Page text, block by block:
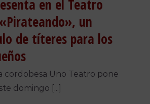
en el Teatro
un
de títeres para los
cordobesa Uno Teatro pone
domingo [...]